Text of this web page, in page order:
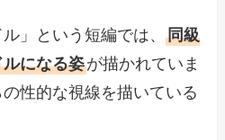
ル」という短編では、同級
になる姿が描かれていま
性的な視線を描いている